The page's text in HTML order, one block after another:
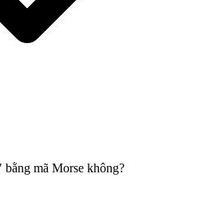
mã Morse không?